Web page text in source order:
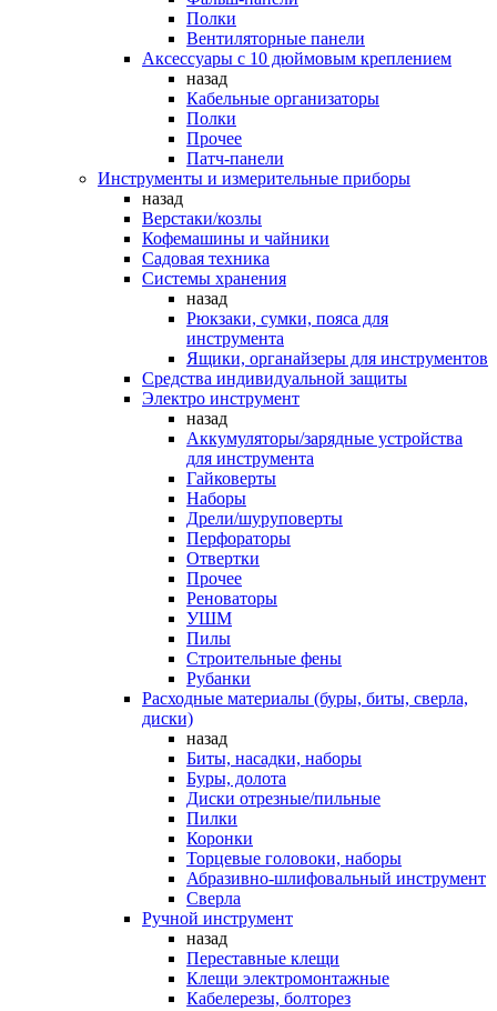
Полки
Вентиляторные панели
Аксессуары с 10 дюймовым креплением
назад
Кабельные организаторы
Полки
Прочее
Патч-панели
Инструменты и измерительные приборы
назад
Верстаки/козлы
Кофемашины и чайники
Садовая техника
Системы хранения
назад
Рюкзаки, сумки, пояса для
инструмента
Ящики, органайзеры для инструментов
Средства индивидуальной защиты
Электро инструмент
назад
Аккумуляторы/зарядные устройства
для инструмента
Гайковерты
Наборы
Дрели/шуруповерты
Перфораторы
Отвертки
Прочее
Реноваторы
УШМ
Пилы
Строительные фены
Рубанки
Расходные материалы (буры, биты, сверла,
диски)
назад
Биты, насадки, наборы
Буры, долота
Диски отрезные/пильные
Пилки
Коронки
Торцевые головоки, наборы
Абразивно-шлифовальный инструмент
Сверла
Ручной инструмент
назад
Переставные клещи
Клещи электромонтажные
Кабелерезы, болторез